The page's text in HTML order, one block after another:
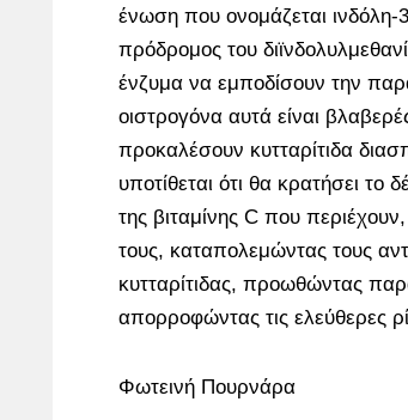
ένωση που ονομάζεται ινδόλη-
πρόδρομος του
ένζυμα να εμποδίσουν την
οιστρογόνα αυτά είναι
προκαλέσουν κυτταρίτιδα
υποτίθεται ότι θα κρατήσει
της βιταμίνης C που περιέχουν,
τους, καταπολεμώντας τους
κυτταρίτιδας, προωθώντας
απορροφώντας τις ελεύθερες
Φωτεινή Πουρνάρα